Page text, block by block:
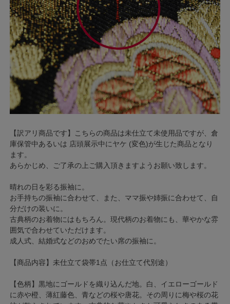
【訳アリ商品です】こちらの商品は未仕立て未使用品ですが、倉
庫保管中あるいは 店頭展示中にヤケ (変色)が生じた商品となり
ます。
あらかじめ、ご了承の上ご購入頂きますようお願い致します。
晴れの日を彩る振袖に。
お手持ちの振袖に合わせて、また、ママ振や姉振に合わせて、自
分だけの装いに。
古典柄のお着物にはもちろん。現代柄のお着物にも、華やかな雰
囲気で合わせていただけます。
成人式、結婚式などのおめでたい席の振袖に。
【商品内容】未仕立て袋帯1点（お仕立て代別途）
【色柄】黒地にゴールドを織り込んだ地。白、イエローゴールド
に赤や橙、薄紅藤色、青などの桜や唐花。その周りに梅や桜の花